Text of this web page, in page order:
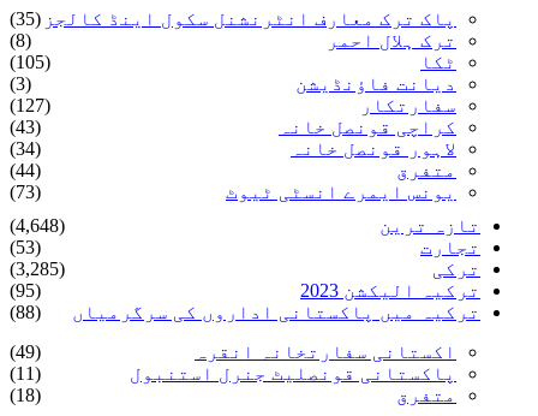
پاک ترک معارف انٹرنشنل سکول اینڈ کالجز (35)
ترک ہلال احمر
(8)
ٹکا
(105)
دیانت فاؤنڈیشن
(3)
سفارتکار
(127)
کراچی قونصل خانہ
(43)
لاہور قونصل خانہ
(34)
متفرق
(44)
یونس ایمرے انسٹی ٹیوٹ
(73)
تازہ ترین
(4,648)
تجارت
(53)
ترکی
(3,285)
ترکیہ الیکشن 2023
(95)
ترکیہ میں پاکستانی اداروں کی سرگرمیاں
(88)
اکستانی سفارتخانہ انقرہ
(49)
پاکستانی قونصلیٹ جنرل استنبول
(11)
متفرق
(18)